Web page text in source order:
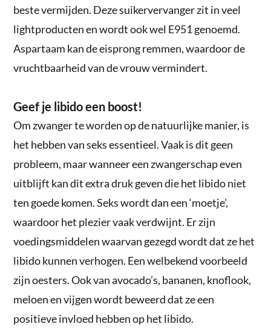
beste vermijden. Deze suikervervanger zit in veel
lightproducten en wordt ook wel E951 genoemd.
Aspartaam kan de eisprong remmen, waardoor de
vruchtbaarheid van de vrouw vermindert.
Geef je libido een boost!
Om zwanger te worden op de natuurlijke manier, is
het hebben van seks essentieel. Vaak is dit geen
probleem, maar wanneer een zwangerschap even
uitblijft kan dit extra druk geven die het libido niet
ten goede komen. Seks wordt dan een ‘moetje’,
waardoor het plezier vaak verdwijnt. Er zijn
voedingsmiddelen waarvan gezegd wordt dat ze het
libido kunnen verhogen. Een welbekend voorbeeld
zijn oesters. Ook van avocado’s, bananen, knoflook,
meloen en vijgen wordt beweerd dat ze een
positieve invloed hebben op het libido.